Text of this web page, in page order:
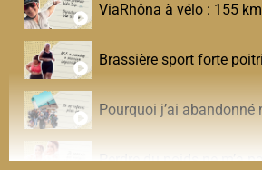
ViaRhôna à vélo : 155
Brassière sport forte
Pourquoi j’ai
Perdre du poids ne m’a